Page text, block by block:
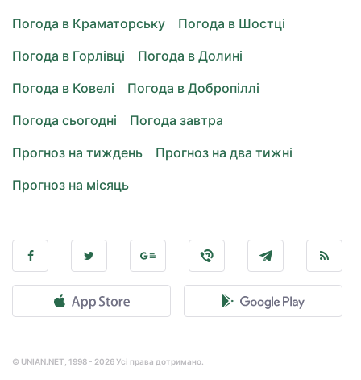
Погода в Краматорську
Погода в Шостці
Погода в Горлівці
Погода в Долині
Погода в Ковелі
Погода в Добропіллі
Погода сьогодні
Погода завтра
Прогноз на тиждень
Прогноз на два тижні
Прогноз на місяць
© UNIAN.NET, 1998 - 2026 Усі права дотримано.